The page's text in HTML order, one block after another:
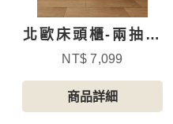
北歐床頭櫃-兩抽多
格收納
NT$ 7,099
商品詳細